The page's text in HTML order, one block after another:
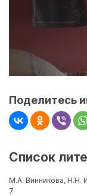
Поделитесь
Список
М.А. Винникова, Н.Н.
7